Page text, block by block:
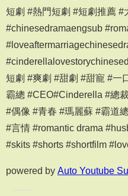
短劇 #熱門短劇 #短劇推薦 #
#chinesedramaengsub
短劇 #爽劇 #甜劇 #甜寵 #一
霸總 #CEO#Cinderella #總
#偶像 #青春 #瑪麗蘇 #霸道
#言情 #romantic drama
#skits #shorts #shortfilm
powered by Auto Youtube